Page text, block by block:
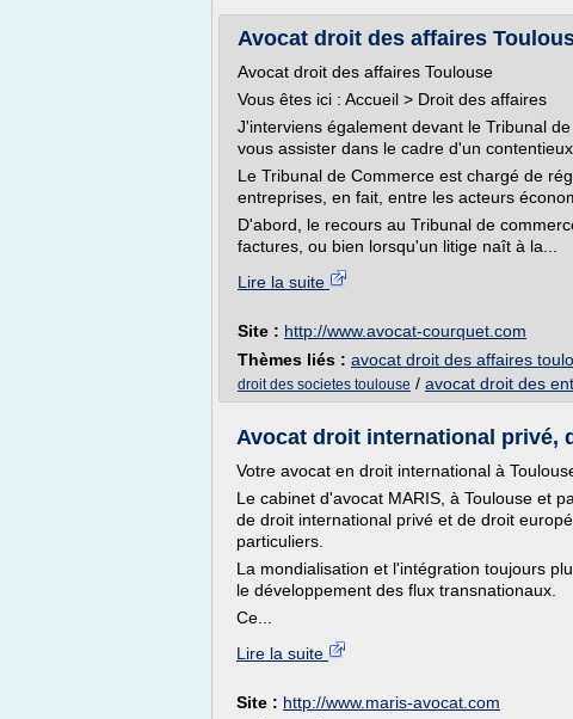
Avocat droit des affaires
Avocat droit des affaires Toulouse
Vous êtes ici : Accueil > Droit des affaires
J'interviens également devant le Tribunal
vous assister dans le cadre d'un
Le Tribunal de Commerce est chargé de
entreprises, en fait, entre les acteurs
D'abord, le recours au Tribunal de
factures, ou bien lorsqu'un litige naît à la...
Lire la suite
Site : http://www.avocat-courquet.com
Thèmes liés : avocat droit des affaires
droit des societes toulouse / avocat droit des
Avocat droit international privé,
Votre avocat en droit international à
Le cabinet d'avocat MARIS, à Toulouse et
de droit international privé et de droit
particuliers.
La mondialisation et l'intégration toujours
le développement des flux transnationaux.
Ce...
Lire la suite
Site : http://www.maris-avocat.com